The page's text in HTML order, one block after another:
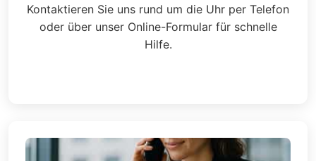
Kontaktieren Sie uns rund um die Uhr per Telefon
oder über unser Online-Formular für schnelle
Hilfe.